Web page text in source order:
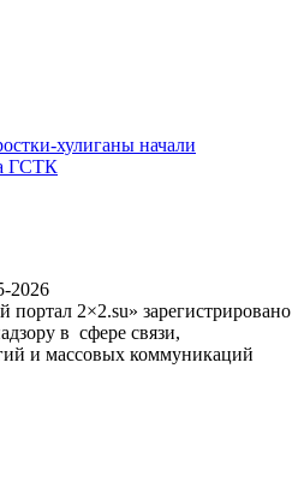
хулиганы начали
ГСТК
2026
портал 2×2.su» зарегистрировано
в сфере связи,
и массовых коммуникаций